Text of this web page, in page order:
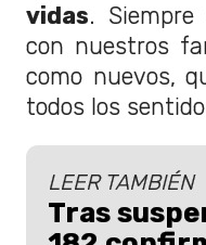
vidas. Siempre
con nuestros
como nuevos,
todos los
LEER TAMBIÉN
Tras